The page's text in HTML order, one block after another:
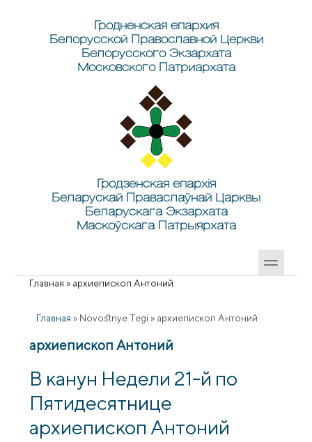
Гродненская епархия
Белорусской Православной Церкви
Белорусского Экзархата
Московского Патриархата
Гродзенская епархія
Беларускай Праваслаўнай Царквы
Беларускага Экзархата
Маскоўскага Патрыярхата
Вы здесь
Главная » архиепископ Антоний
Главная » Novostnye Tegi » архиепископ Антоний
архиепископ Антоний
В канун Недели 21-й по
Пятидесятнице
архиепископ Антоний